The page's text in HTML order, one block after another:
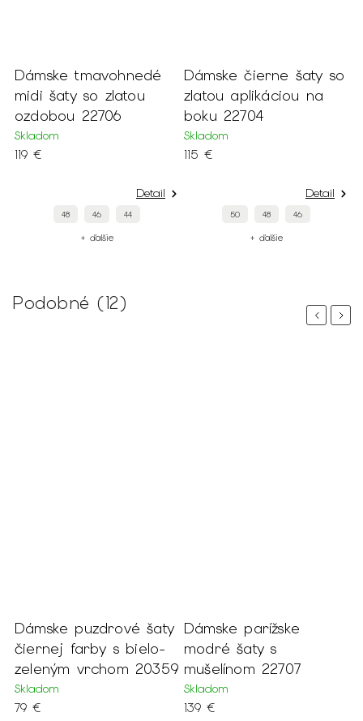
Dámske tmavohnedé
midi šaty so zlatou
ozdobou 22706
Skladom
119 €
Detail
48 46 44
+ ďalšie
Dámske čierne šaty so
zlatou aplikáciou na
boku 22704
Skladom
115 €
Detail
50 48 46
+ ďalšie
Podobné (12)
Previous
Dámske puzdrové šaty
čiernej farby s bielo-
zeleným vrchom 20359
Skladom
79 €
Dámske parížske
modré šaty s
mušelínom 22707
Skladom
139 €
Next